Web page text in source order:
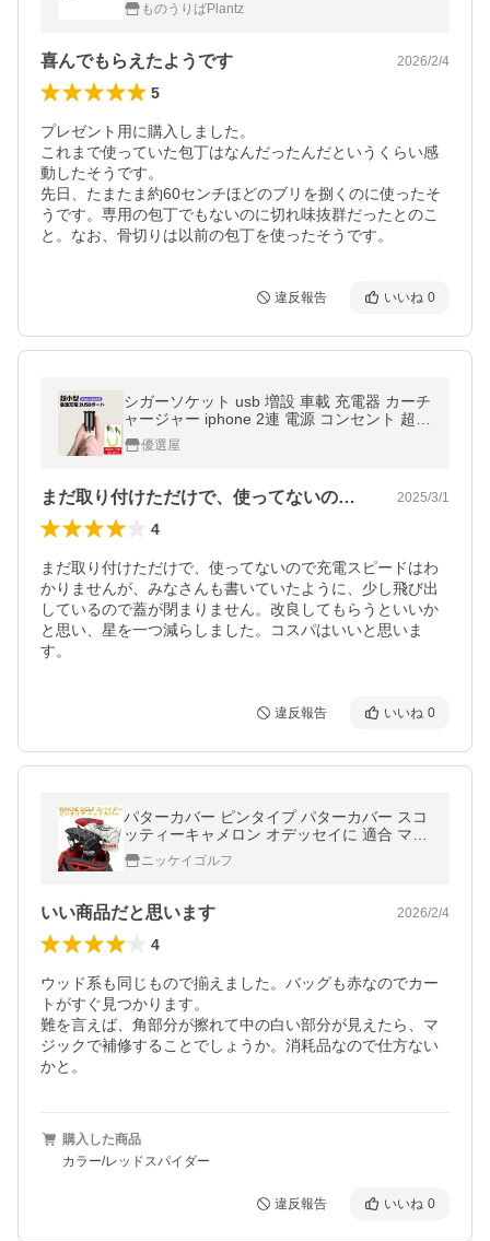
ものうりばPlantz
喜んでもらえたようです 2026/2/4
5
プレゼント用に購入しました。
これまで使っていた包丁はなんだったんだというくらい感
動したそうです。
先日、たまたま約60センチほどのブリを捌くのに使ったそ
うです。専用の包丁でもないのに切れ味抜群だったとのこ
と。なお、骨切りは以前の包丁を使ったそうです。
違反報告 いいね 0
シガーソケット usb 増設 車載 充電器 カーチ
ャージャー iphone 2連 電源 コンセント 超小
型 3.1A 4.8A PD QC3.0 急速 高速 12V/24V
車用 ミニ スマホ
優選屋
まだ取り付けただけで、使ってないので充… 2025/3/1
4
まだ取り付けただけで、使ってないので充電スピードはわ
かりませんが、みなさんも書いていたように、少し飛び出
しているので蓋が閉まりません。改良してもらうといいか
と思い、星を一つ減らしました。コスパはいいと思いま
す。
違反報告 いいね 0
パターカバー ピンタイプ パターカバー スコ
ッティーキャメロン オデッセイに 適合 マグ
ネット開閉 ゴルフ カバー スパイダー 爆買
ニッケイゴルフ
いい商品だと思います 2026/2/4
4
ウッド系も同じもので揃えました。バッグも赤なのでカー
トがすぐ見つかります。
難を言えば、角部分が擦れて中の白い部分が見えたら、マ
ジックで補修することでしょうか。消耗品なので仕方ない
かと。
購入した商品
カラー/レッドスパイダー
違反報告 いいね 0